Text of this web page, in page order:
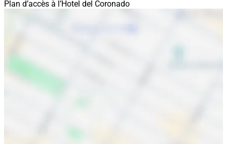
Plan d’accès à l’Hotel del Coronado